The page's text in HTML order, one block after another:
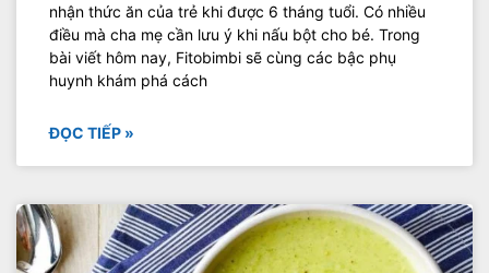
nhận thức ăn của trẻ khi được 6 tháng tuổi. Có nhiều
điều mà cha mẹ cần lưu ý khi nấu bột cho bé. Trong
bài viết hôm nay, Fitobimbi sẽ cùng các bậc phụ
huynh khám phá cách
ĐỌC TIẾP »